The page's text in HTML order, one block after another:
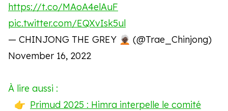
https://t.co/MAoA4elAuF
pic.twitter.com/EQXvIsk5ul
— CHINJONG THE GREY 🧑🏿‍🦳 (@Trae_Chinjong)
November 16, 2022
À lire aussi :
Primud 2025 : Himra interpelle le comité